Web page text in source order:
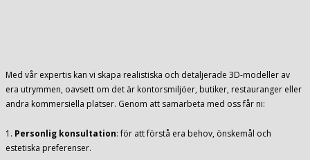
Med vår expertis kan vi skapa realistiska och detaljerade 3D-modeller av
era utrymmen, oavsett om det är kontorsmiljöer, butiker, restauranger eller
andra kommersiella platser. Genom att samarbeta med oss får ni:
1. Personlig konsultation: för att förstå era behov, önskemål och
estetiska preferenser.